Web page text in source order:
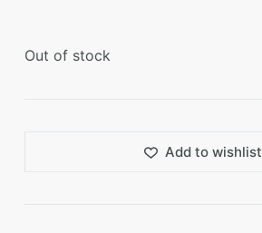
Out of stock
Add to wishlist